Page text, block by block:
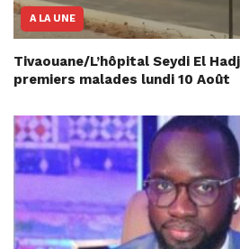
A LA UNE
Tivaouane/L’hôpital Seydi El
premiers malades lundi 10 Août